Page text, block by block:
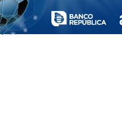
Tenis
Running